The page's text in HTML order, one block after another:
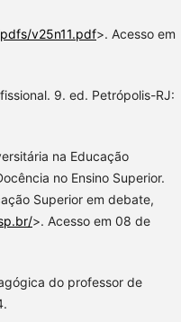
v25n11.pdf>. Acesso em
9. ed. Petrópolis-RJ:
na Educação
no Ensino Superior.
Superior em debate,
>. Acesso em 08 de
do professor de